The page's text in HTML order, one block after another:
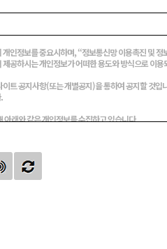
개인정보를 중요시하며, “정보통신망 이용촉진 및
공하시는 개인정보가 어떠한 용도와 방식으로 이
트 공지사항(또는 개별공지)을 통하여 공지할 것입
래와 같은 개인정보를 수집하고 있습니다.
전화번호 , 자택 주소 , 휴대전화번호 , 이메일 , 직업
, 접속 IP 정보 , 닉네임
합니다.